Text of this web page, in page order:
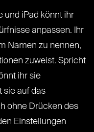
und iPad könnt ihr
anpassen. Ihr
Namen zu nennen,
zuweist. Spricht
ihr sie
sie auf das
ohne Drücken des
Einstellungen